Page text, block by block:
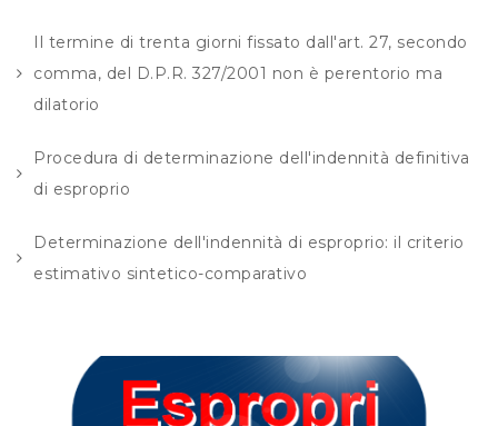
Il termine di trenta giorni fissato dall'art. 27, secondo
comma, del D.P.R. 327/2001 non è perentorio ma
dilatorio
Procedura di determinazione dell'indennità definitiva
di esproprio
Determinazione dell'indennità di esproprio: il criterio
estimativo sintetico-comparativo